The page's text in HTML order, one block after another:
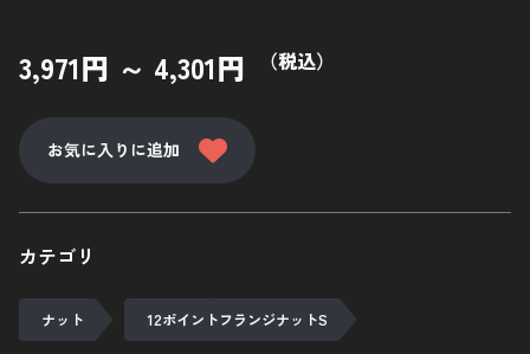
使用鋼材について
陽極酸化処理
ご利用ガイド
3,971円 ～ 4,301円 （税込）
お気に入りに追加
カテゴリ
ナット 12ポイントフランジナットS